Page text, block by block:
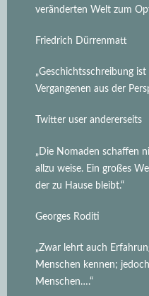
veränderten Welt zum
Friedrich Dürrenmatt
„Geschichtsschreibung
Vergangenen aus der
Twitter user andererseits
„Die Nomaden schaffen
allzu weise. Ein großes
der zu Hause bleibt.“
Georges Roditi
„Zwar lehrt auch
Menschen kennen;
Menschen….“